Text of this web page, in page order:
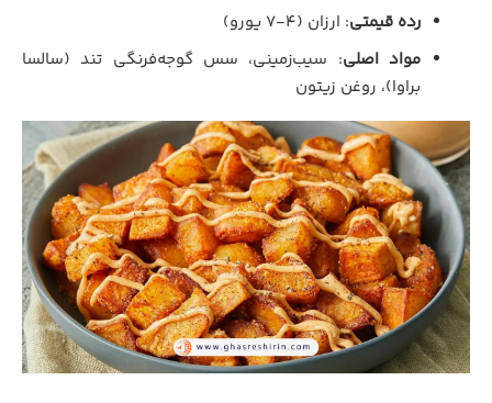
رده قیمتی: ارزان (۴-۷ یورو)
مواد اصلی: سیب‌زمینی، سس گوجه‌فرنگی تند (سالسا
براوا)، روغن زیتون